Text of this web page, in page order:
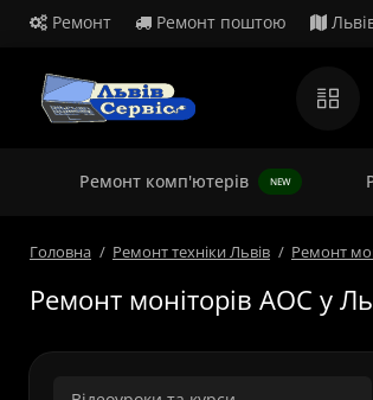
Ремонт Ремонт поштою
Ремонт комп'ютерів NEW
Головна Ремонт техніки Львів Ремонт
Ремонт моніторів AOC у